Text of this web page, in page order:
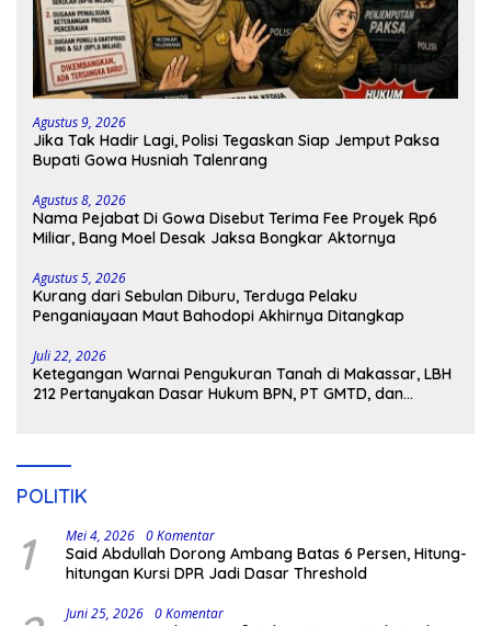
Agustus 9, 2026
Jika Tak Hadir Lagi, Polisi Tegaskan Siap Jemput Paksa
Bupati Gowa Husniah Talenrang
Agustus 8, 2026
Nama Pejabat Di Gowa Disebut Terima Fee Proyek Rp6
Miliar, Bang Moel Desak Jaksa Bongkar Aktornya
Agustus 5, 2026
Kurang dari Sebulan Diburu, Terduga Pelaku
Penganiayaan Maut Bahodopi Akhirnya Ditangkap
Juli 22, 2026
Ketegangan Warnai Pengukuran Tanah di Makassar, LBH
212 Pertanyakan Dasar Hukum BPN, PT GMTD, dan
POLITIK
1 Mei 4, 2026 0 Komentar
Said Abdullah Dorong Ambang Batas 6 Persen, Hitung-
hitungan Kursi DPR Jadi Dasar Threshold
Juni 25, 2026 0 Komentar